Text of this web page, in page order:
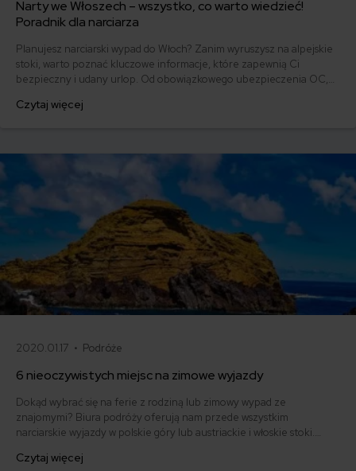
Narty we Włoszech – wszystko, co warto wiedzieć!
Poradnik dla narciarza
Planujesz narciarski wypad do Włoch? Zanim wyruszysz na alpejskie
stoki, warto poznać kluczowe informacje, które zapewnią Ci
bezpieczny i udany urlop. Od obowiązkowego ubezpieczenia OC,
przygotowanie to podstawa. Odkryj, na co zwrócić uwagę, by w pełni
Czytaj więcej
2020.01.17 • Podróże
6 nieoczywistych miejsc na zimowe wyjazdy
Dokąd wybrać się na ferie z rodziną lub zimowy wypad ze
znajomymi? Biura podróży oferują nam przede wszystkim
narciarskie wyjazdy w polskie góry lub austriackie i włoskie stoki.
jeśli nie chcemy jechać tam gdzie wszyscy i szukamy nieoczywistych
Czytaj więcej